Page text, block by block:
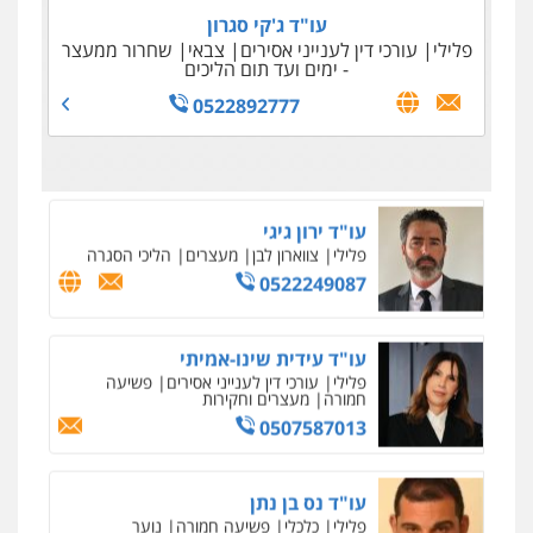
עו"ד עמיחי ימין
פלילי
מעצרים וחקירות
עו"ד ג'קי סגרון
פלילי
עורכי דין לענייני אסירים צבאי שחרור ממעצר
- ימים ועד תום הליכים
0522892777
0525556970
עו"ד (רו"ח) יואב ציוני
הלבנת הון שומות וערעורי מס
עו"ד ירון גיגי
פלילי צווארון לבן מעצרים הליכי הסגרה
0522249087
עו"ד עידית שינו-אמיתי
פלילי עורכי דין לענייני אסירים פשיעה
חמורה מעצרים וחקירות
0507587013
עו"ד נס בן נתן
פלילי כלכלי פשיעה חמורה נוער